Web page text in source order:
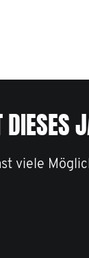
DIESES
viele